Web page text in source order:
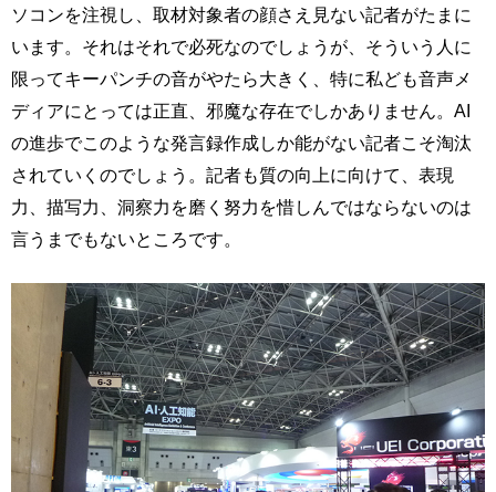
ソコンを注視し、取材対象者の顔さえ見ない記者がたまに
います。それはそれで必死なのでしょうが、そういう人に
限ってキーパンチの音がやたら大きく、特に私ども音声メ
ディアにとっては正直、邪魔な存在でしかありません。AI
の進歩でこのような発言録作成しか能がない記者こそ淘汰
されていくのでしょう。記者も質の向上に向けて、表現
力、描写力、洞察力を磨く努力を惜しんではならないのは
言うまでもないところです。